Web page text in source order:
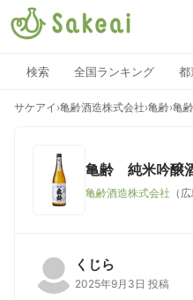
検索 全国ランキング 都
サケアイ ›亀齢酒造株式会社›亀齢›亀
亀齢 純米吟醸
亀齢酒造株式会社 （
くじら
2025年9月3日 投稿